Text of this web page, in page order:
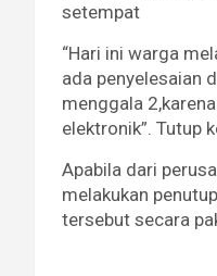
setempat
“Hari ini warga
ada penyelesaian
menggala
elektronik”. Tutup
Apabila dari
melakukan
tersebut secara